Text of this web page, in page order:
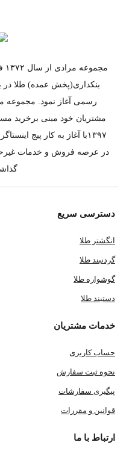
بنکداری(پخش عمده) طلا در
رسمی آغاز نمود. مجموعه
مشتریان خود مبنی برخرید
۱۳۹۷با آغاز به کار پیج
در عرصه فروش و خدمات
دسترسی سریع
انگشتر طلا
گردنبند طلا
گوشواره طلا
دستبند طلا
خدمات مشتریان
حساب کاربری
نحوه ثبت سفارش
پیگیری سفارشات
قوانین و مقررات
ارتباط با ما